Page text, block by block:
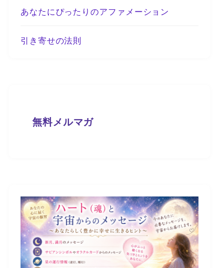
あなたにぴったりのアファメーション
引き寄せの法則
無料メルマガ